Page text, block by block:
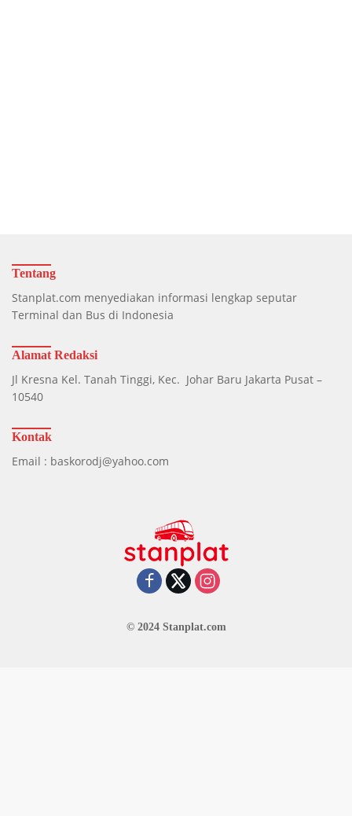
Tentang
Stanplat.com menyediakan informasi lengkap seputar
Terminal dan Bus di Indonesia
Alamat Redaksi
Jl Kresna Kel. Tanah Tinggi, Kec. Johar Baru Jakarta Pusat –
10540
Kontak
Email : baskorodj@yahoo.com
© 2024 Stanplat.com